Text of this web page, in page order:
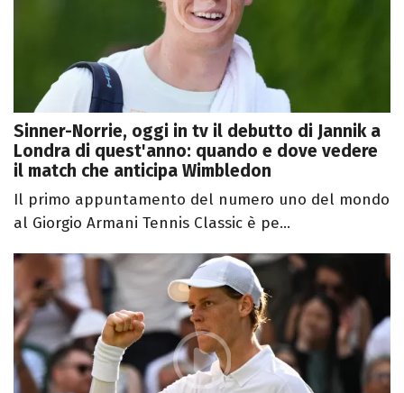
Sinner-Norrie, oggi in tv il debutto di Jannik a
Londra di quest'anno: quando e dove vedere
il match che anticipa Wimbledon
Il primo appuntamento del numero uno del mondo
al Giorgio Armani Tennis Classic è pe...